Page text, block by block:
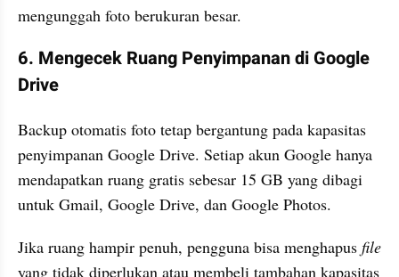
mengunggah foto berukuran besar.
6. Mengecek Ruang Penyimpanan di Google
Drive
Backup otomatis foto tetap bergantung pada kapasitas
penyimpanan Google Drive. Setiap akun Google hanya
mendapatkan ruang gratis sebesar 15 GB yang dibagi
untuk Gmail, Google Drive, dan Google Photos.
Jika ruang hampir penuh, pengguna bisa menghapus file
yang tidak diperlukan atau membeli tambahan kapasitas